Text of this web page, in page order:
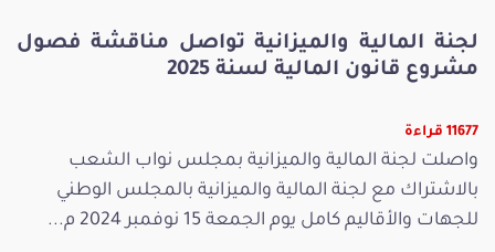
لجنة المالية والميزانية تواصل مناقشة فصول
مشروع قانون المالية لسنة 2025
11677 قراءة
واصلت لجنة المالية والميزانية بمجلس نواب الشعب
بالاشتراك مع لجنة المالية والميزانية بالمجلس الوطني
للجهات والأقاليم كامل يوم الجمعة 15 نوفمبر 2024 م...